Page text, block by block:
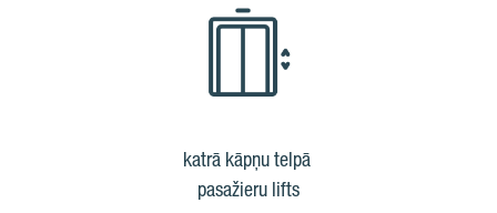
katrā kāpņu telpā
pasažieru lifts